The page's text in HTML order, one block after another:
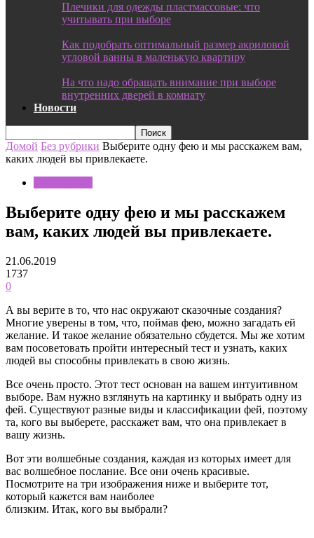
Плечики для одежды пластмассовые: что
учитывать при выборе
Как подобрать оптимальный размер акриловой
угловой ванны в маленькую квартиру
На что надо обращать внимание при выборе
внутренних дверей в комнату
Новости
Домой Без рубрики Выберите одну фею и мы расскажем вам,
каких людей вы привлекаете.
Выберите одну фею и мы расскажем
вам, каких людей вы привлекаете.
21.06.2019
1737
0
А вы верите в то, что нас окружают сказочные создания?
Многие уверены в том, что, поймав фею, можно загадать ей
желание. И такое желание обязательно сбудется. Мы же хотим
вам посоветовать пройти интересный тест и узнать, каких
людей вы способны привлекать в свою жизнь.
Все очень просто. Этот тест основан на вашем интуитивном
выборе. Вам нужно взглянуть на картинку и выбрать одну из
фей. Существуют разные виды и классификации фей, поэтому
та, кого вы выберете, расскажет вам, что она привлекает в
вашу жизнь.
Вот эти волшебные создания, каждая из которых имеет для
вас волшебное послание. Все они очень красивые.
Посмотрите на три изображения ниже и выберите тот,
который кажется вам наиболее
близким. Итак, кого вы выбрали?